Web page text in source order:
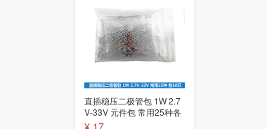
直插稳压二极管包 1W 2.7
V-33V 元件包 常用25种各
10只 共250只